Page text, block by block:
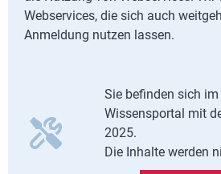
Webservices, die sich auch
Anmeldung nutzen lassen.
Sie befinden sich
Wissensportal mit
2025.
Die Inhalte werden